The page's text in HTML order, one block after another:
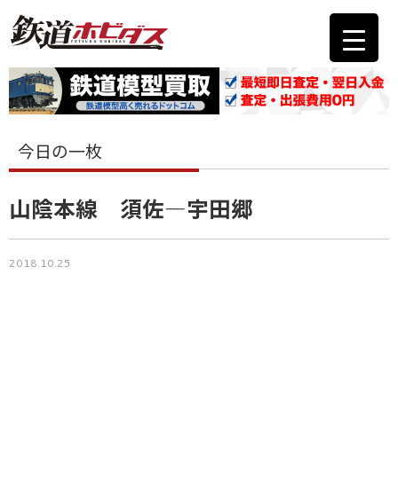
今日の一枚
山陰本線 須佐―宇田郷
2018.10.25